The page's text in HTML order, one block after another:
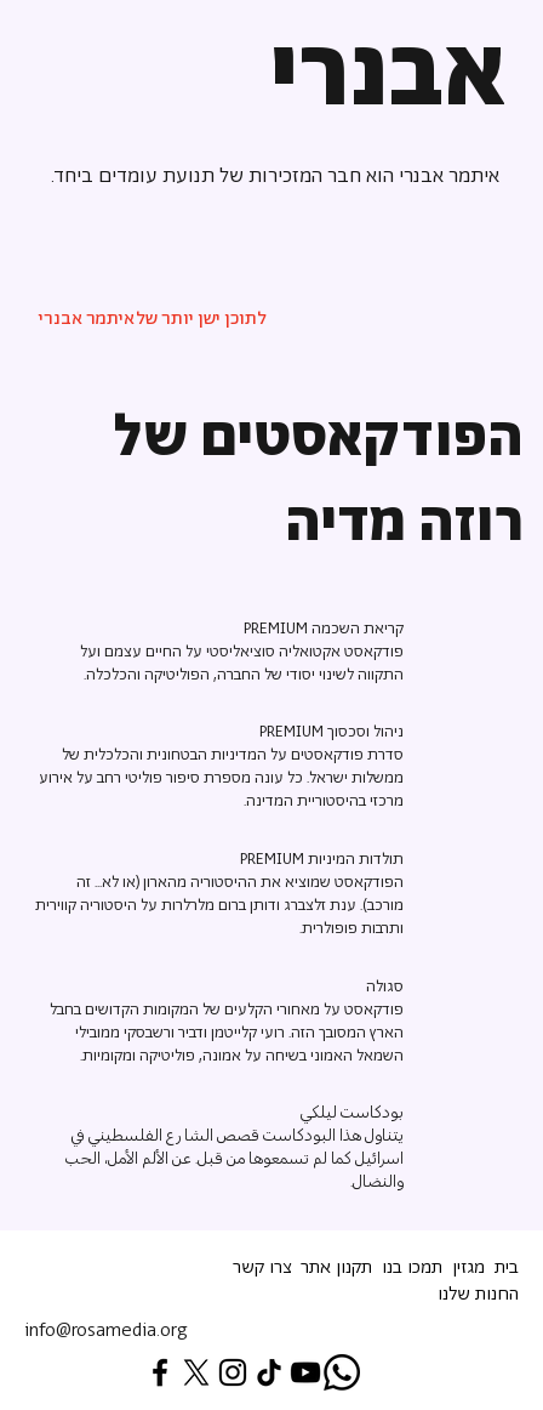
אבנרי
איתמר אבנרי הוא חבר המזכירות של תנועת עומדים ביחד.
הפודקאסטים של
רוזה מדיה
קריאת השכמה PREMIUM
פודקאסט אקטואליה סוציאליסטי על החיים עצמם ועל
התקווה לשינוי יסודי של החברה, הפוליטיקה והכלכלה.
ניהול וסכסוך PREMIUM
סדרת פודקאסטים על המדיניות הבטחונית והכלכלית של
ממשלות ישראל. כל עונה מספרת סיפור פוליטי רחב על אירוע
מרכזי בהיסטוריית המדינה.
תולדות המיניות PREMIUM
הפודקאסט שמוציא את ההיסטוריה מהארון (או לא... זה
מורכב). ענת זלצברג ודותן ברום מלרלרות על היסטוריה קווירית
ותרבות פופולרית.
סגולה
פודקאסט על מאחורי הקלעים של המקומות הקדושים בחבל
הארץ המסובך הזה. רועי קלייטמן ודביר ורשבסקי ממובילי
השמאל האמוני בשיחה על אמונה, פוליטיקה ומקומיות.
بودكاست ليلكي
يتناول هذا البودكاست قصص الشارع الفلسطيني في
اسرائيل كما لم تسمعوها من قبل. عن الألم الأمل، الحب
والنضال.
לתוכן ישן יותר שלאיתמר אבנרי
info@rosamedia.org
בית מגזין תמכו בנו תקנון אתר צרו קשר
החנות שלנו